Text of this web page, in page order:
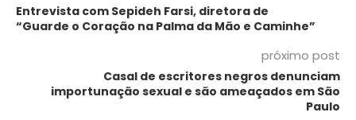
Entrevista com Sepideh Farsi, diretora de
“Guarde o Coração na Palma da Mão e Caminhe”
próximo post
Casal de escritores negros denunciam
importunação sexual e são ameaçados em São
Paulo